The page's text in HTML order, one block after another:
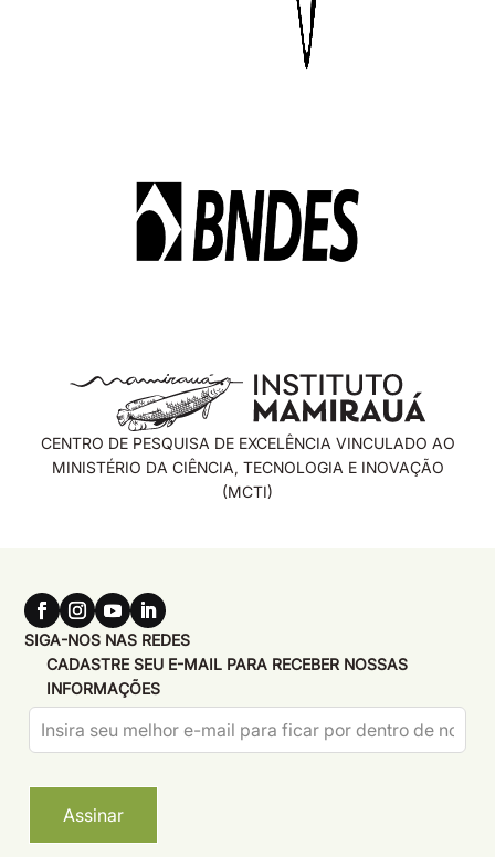
CENTRO DE PESQUISA DE EXCELÊNCIA VINCULADO AO
MINISTÉRIO DA CIÊNCIA, TECNOLOGIA E INOVAÇÃO
(MCTI)
SIGA-NOS NAS REDES
CADASTRE SEU E-MAIL PARA RECEBER NOSSAS
INFORMAÇÕES
Leave
this
blank
Assinar